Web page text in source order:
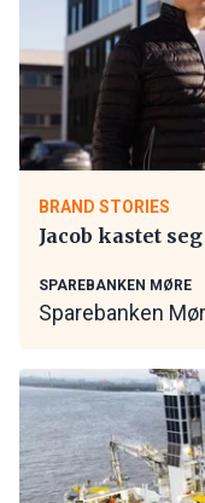
BRAND STORIES
Jacob kastet
SPAREBANKEN MØRE
Sparebanken